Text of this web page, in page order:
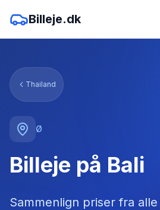
Billeje.dk
Thailand
Ø
Billeje på Bali
Sammenlign priser fra